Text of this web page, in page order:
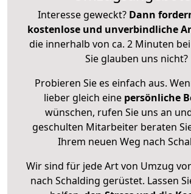
Interesse geweckt? Dann
kostenlose und unverbindliche
die innerhalb von ca. 2 Minuten
Sie glauben uns nicht?
Probieren Sie es einfach aus.
lieber gleich eine persönliche
wünschen, rufen Sie uns an
geschulten Mitarbeiter beraten
Ihrem neuen Weg nach
Wir sind für jede Art von Umzug
nach Schalding gerüstet. Lassen